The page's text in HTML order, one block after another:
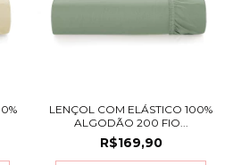
LENÇOL COM ELÁSTICO 100%
ALGODÃO 200 FIO...
R$169,90